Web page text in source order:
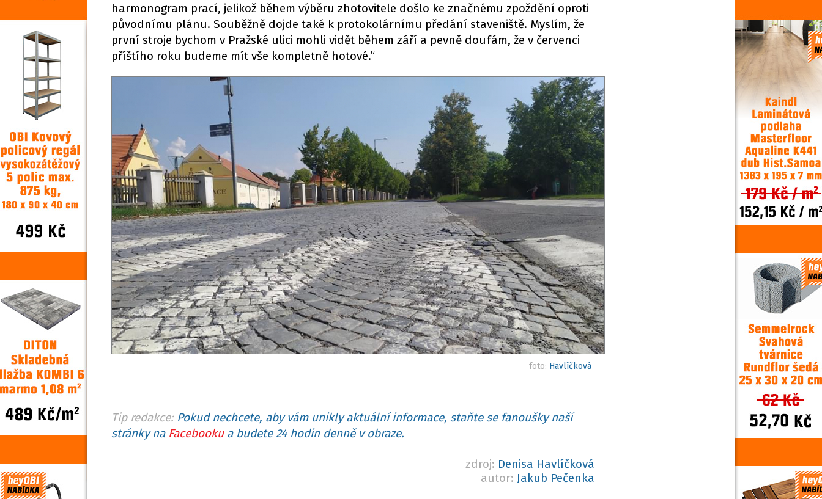
harmonogram prací, jelikož během výběru zhotovitele došlo ke značnému zpoždění oproti
původnímu plánu. Souběžně dojde také k protokolárnímu předání staveniště. Myslím, že
první stroje bychom v Pražské ulici mohli vidět během září a pevně doufám, že v červenci
příštího roku budeme mít vše kompletně hotové.“
foto: Havlíčková
Tip redakce: Pokud nechcete, aby vám unikly aktuální informace, staňte se fanoušky naší
stránky na Facebookua budete 24 hodin denně v obraze.
zdroj: Denisa Havlíčková
autor: Jakub Pečenka